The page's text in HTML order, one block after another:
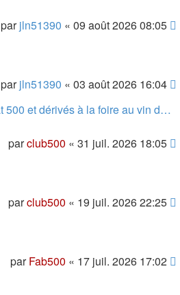
parjln51390 « 09 août 2026 08:05
parjln51390 « 03 août 2026 16:04
Dimanche 9 août : des Fiat 500 et dérivés à la foire au vin de Colmar
parclub500 « 31 juil. 2026 18:05
parclub500 « 19 juil. 2026 22:25
parFab500 « 17 juil. 2026 17:02